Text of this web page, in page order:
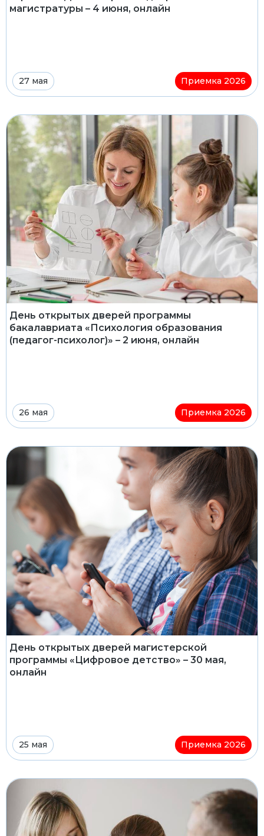
магистратуры – 4 июня, онлайн
27 мая Приемка 2026
День открытых дверей программы
бакалавриата «Психология образования
(педагог-психолог)» – 2 июня, онлайн
26 мая Приемка 2026
День открытых дверей магистерской
программы «Цифровое детство» – 30 мая,
онлайн
25 мая Приемка 2026